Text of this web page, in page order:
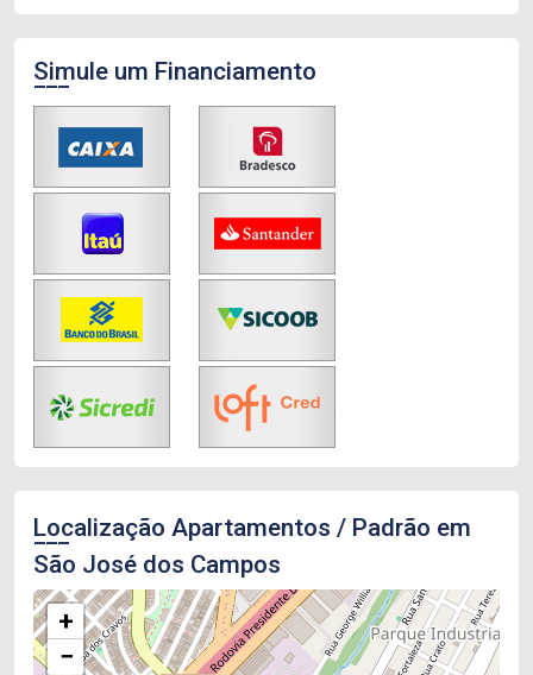
Simule um Financiamento
Localização Apartamentos / Padrão em
São José dos Campos
+
−